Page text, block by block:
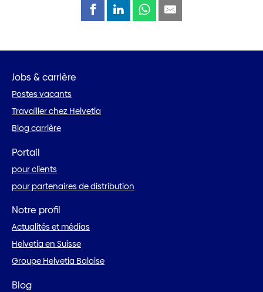
Jobs & carrière
Postes vacants
Travailler chez Helvetia
Blog carrière
Portail
pour clients
pour partenaires de distribution
Notre profil
Actualités et médias
Helvetia en Suisse
Groupe Helvetia Baloise
Blog